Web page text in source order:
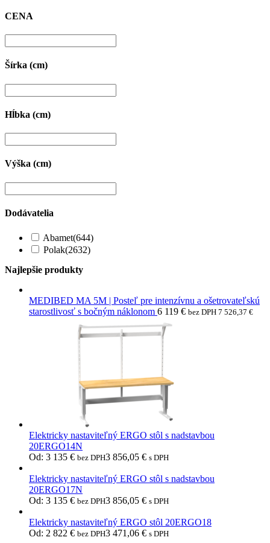
CENA
Šírka (cm)
Hĺbka (cm)
Výška (cm)
Dodávatelia
Abamet(644)
Polak(2632)
Najlepšie produkty
MEDIBED MA 5M | Posteľ pre intenzívnu a ošetrovateľskú
starostlivosť s bočným náklonom 6 119 € bez DPH 7 526,37 €
Elektricky nastaviteľný ERGO stôl s nadstavbou
20ERGO14N
Od: 3 135 € bez DPH3 856,05 € s DPH
Elektricky nastaviteľný ERGO stôl s nadstavbou
20ERGO17N
Od: 3 135 € bez DPH3 856,05 € s DPH
Elektricky nastaviteľný ERGO stôl 20ERGO18
Od: 2 822 € bez DPH3 471,06 € s DPH